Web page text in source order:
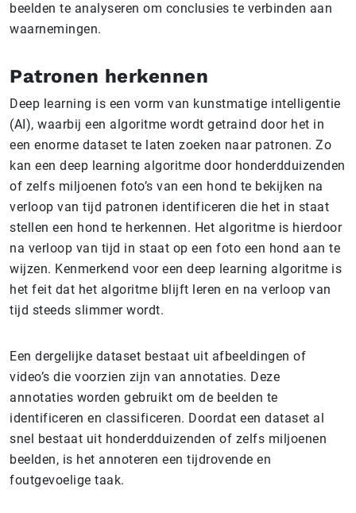
beelden te analyseren om conclusies te verbinden aan
waarnemingen.
Patronen herkennen
Deep learning is een vorm van kunstmatige intelligentie
(AI), waarbij een algoritme wordt getraind door het in
een enorme dataset te laten zoeken naar patronen. Zo
kan een deep learning algoritme door honderdduizenden
of zelfs miljoenen foto’s van een hond te bekijken na
verloop van tijd patronen identificeren die het in staat
stellen een hond te herkennen. Het algoritme is hierdoor
na verloop van tijd in staat op een foto een hond aan te
wijzen. Kenmerkend voor een deep learning algoritme is
het feit dat het algoritme blijft leren en na verloop van
tijd steeds slimmer wordt.
Een dergelijke dataset bestaat uit afbeeldingen of
video’s die voorzien zijn van annotaties. Deze
annotaties worden gebruikt om de beelden te
identificeren en classificeren. Doordat een dataset al
snel bestaat uit honderdduizenden of zelfs miljoenen
beelden, is het annoteren een tijdrovende en
foutgevoelige taak.